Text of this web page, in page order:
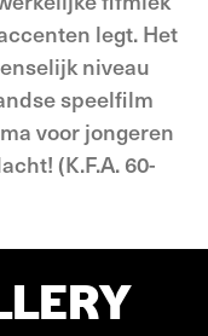
legt. Het
niveau
speelfilm
voor jongeren
(K.F.A. 60-